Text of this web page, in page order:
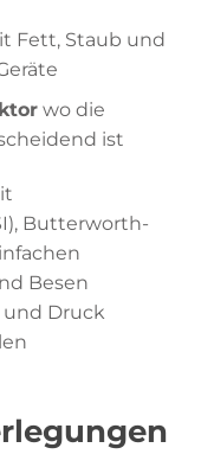
Fett, Staub und
wo die
ist
Butterworth-
Besen
Druck